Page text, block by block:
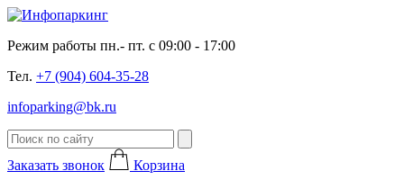
Режим работы пн.- пт. с 09:00 - 17:00
Тел. +7 (904) 604-35-28
infoparking@bk.ru
Заказать звонок Корзина